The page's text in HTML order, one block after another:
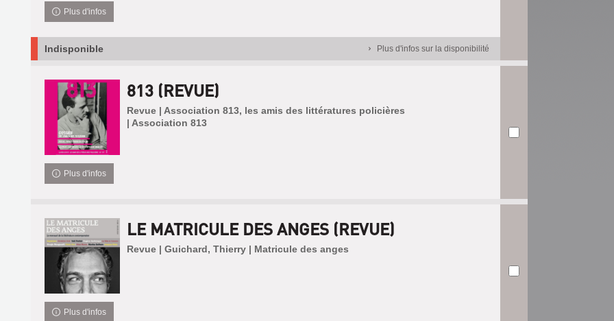
Plus d'infos
Indisponible Plus d'infos sur la disponibilité
813 (REVUE)
Revue | Association 813, les amis des littératures policières
| Association 813
Plus d'infos
LE MATRICULE DES ANGES (REVUE)
Revue | Guichard, Thierry | Matricule des anges
Plus d'infos